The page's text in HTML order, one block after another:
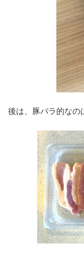
後は、豚バラ的なの